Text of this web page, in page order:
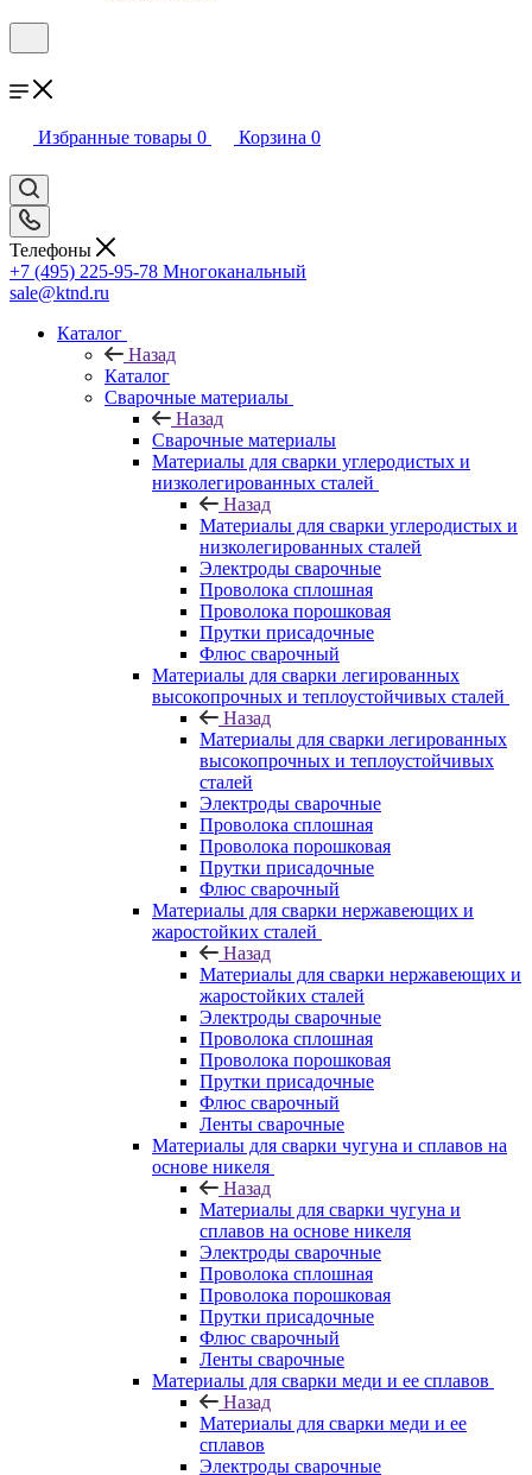
Избранные товары 0 Корзина 0
Телефоны
+7 (495) 225-95-78 Многоканальный
sale@ktnd.ru
Каталог
Назад
Каталог
Сварочные материалы
Назад
Сварочные материалы
Материалы для сварки углеродистых и
низколегированных сталей
Назад
Материалы для сварки углеродистых и
низколегированных сталей
Электроды сварочные
Проволока сплошная
Проволока порошковая
Прутки присадочные
Флюс сварочный
Материалы для сварки легированных
высокопрочных и теплоустойчивых сталей
Назад
Материалы для сварки легированных
высокопрочных и теплоустойчивых
сталей
Электроды сварочные
Проволока сплошная
Проволока порошковая
Прутки присадочные
Флюс сварочный
Материалы для сварки нержавеющих и
жаростойких сталей
Назад
Материалы для сварки нержавеющих и
жаростойких сталей
Электроды сварочные
Проволока сплошная
Проволока порошковая
Прутки присадочные
Флюс сварочный
Ленты сварочные
Материалы для сварки чугуна и сплавов на
основе никеля
Назад
Материалы для сварки чугуна и
сплавов на основе никеля
Электроды сварочные
Проволока сплошная
Проволока порошковая
Прутки присадочные
Флюс сварочный
Ленты сварочные
Материалы для сварки меди и ее сплавов
Назад
Материалы для сварки меди и ее
сплавов
Электроды сварочные